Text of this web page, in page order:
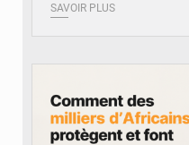
SAVOIR PLUS